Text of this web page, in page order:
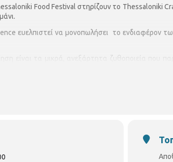
Food Festival στηρίζουν το Thessaloniki
ευελπιστεί να μονοπωλήσει το ενδιαφέρον
είναι τα μικρά, ανεξάρτητα ζυθοποιεία που
χρόνια να κάνει βήματα στο χώρο της Craft